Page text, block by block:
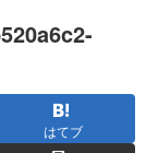
はてブ